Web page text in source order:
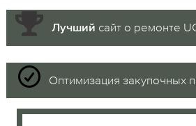
Лучший сайт о ремонте
Оптимизация закупочных